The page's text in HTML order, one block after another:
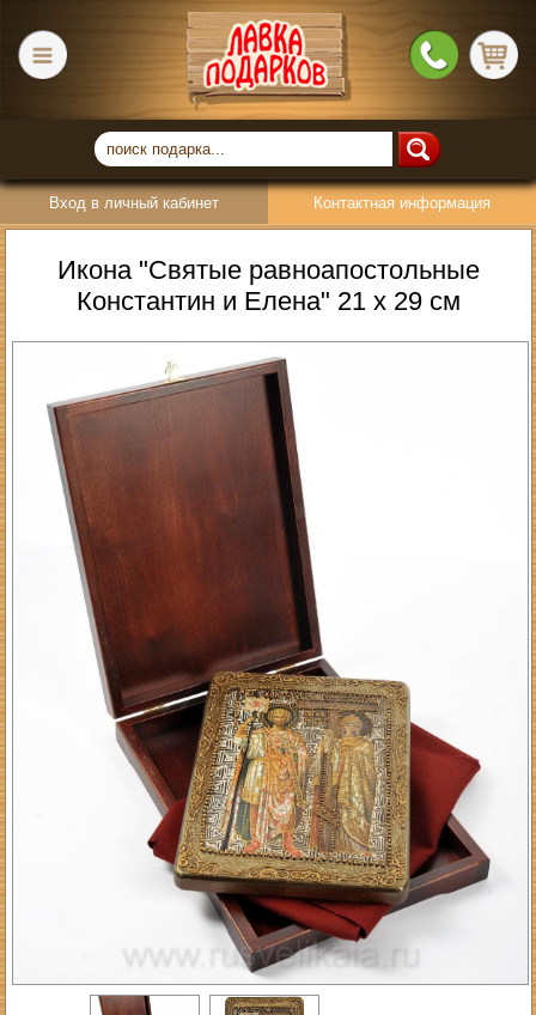
Вход в личный кабинет Контактная информация
Икона "Святые равноапостольные
Константин и Елена" 21 х 29 см